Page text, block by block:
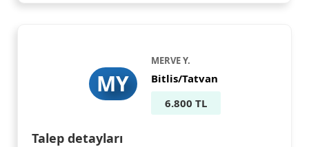
MY
MERVE Y.
Bitlis/Tatvan
6.800 TL
Talep detayları